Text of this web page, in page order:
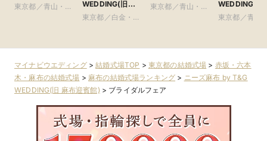
東京都／青山・表
WEDDING(旧
アーフェリーク白
東京都／白金・恵
東京都／青山・表
WEDDING(旧
ルモニーソル
東京都／青山
マイナビウエディング>結婚式場TOP > 東京都の結婚式場 > 赤坂・六本
木・麻布の結婚式場 > 麻布の結婚式場ランキング > ニーズ麻布 by T&G
WEDDING(旧 麻布迎賓館) > ブライダルフェア